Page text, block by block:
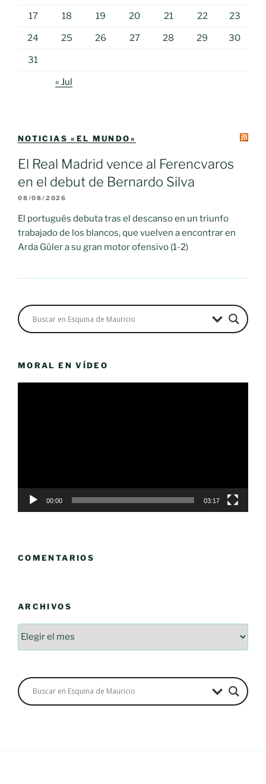
17 18 19 20 21 22 23
24 25 26 27 28 29 30
31
« Jul
NOTICIAS «EL MUNDO»
El Real Madrid vence al Ferencvaros
en el debut de Bernardo Silva
08/08/2026
El portugués debuta tras el descanso en un triunfo
trabajado de los blancos, que vuelven a encontrar en
Arda Güler a su gran motor ofensivo (1-2)
MORAL EN VÍDEO
00:00 03:17
COMENTARIOS
ARCHIVOS
Archivos